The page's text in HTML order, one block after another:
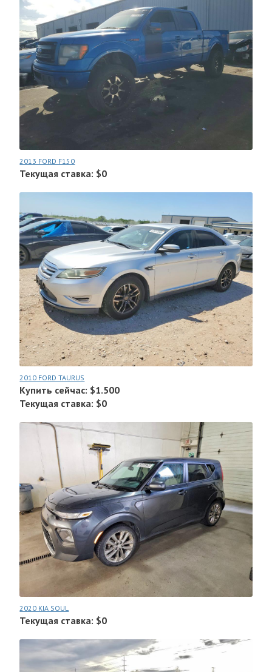
2013 FORD F150
Текущая ставка: $0
2010 FORD TAURUS
Купить сейчас: $1.500
Текущая ставка: $0
2020 KIA SOUL
Текущая ставка: $0